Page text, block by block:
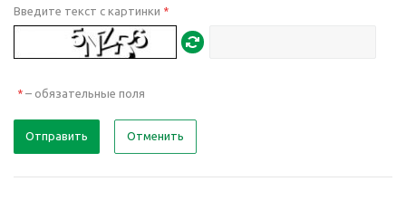
Введите текст с картинки *
* – обязательные поля
Отправить Отменить